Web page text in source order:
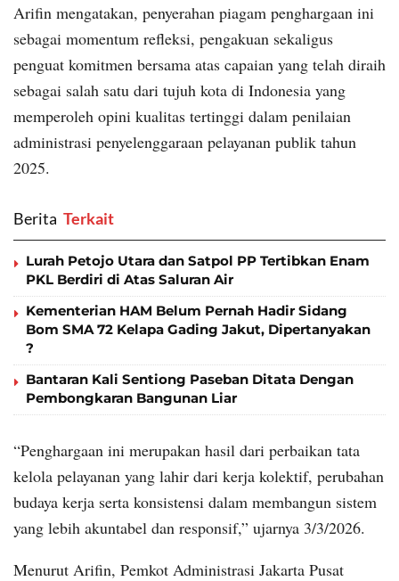
Arifin mengatakan, penyerahan piagam penghargaan ini
sebagai momentum refleksi, pengakuan sekaligus
penguat komitmen bersama atas capaian yang telah diraih
sebagai salah satu dari tujuh kota di Indonesia yang
memperoleh opini kualitas tertinggi dalam penilaian
administrasi penyelenggaraan pelayanan publik tahun
2025.
Berita ‎ Terkait
Lurah Petojo Utara dan Satpol PP Tertibkan Enam
PKL Berdiri di Atas Saluran Air
Kementerian HAM Belum Pernah Hadir Sidang
Bom SMA 72 Kelapa Gading Jakut, Dipertanyakan
?
Bantaran Kali Sentiong Paseban Ditata Dengan
Pembongkaran Bangunan Liar
“Penghargaan ini merupakan hasil dari perbaikan tata
kelola pelayanan yang lahir dari kerja kolektif, perubahan
budaya kerja serta konsistensi dalam membangun sistem
yang lebih akuntabel dan responsif,” ujarnya 3/3/2026.
Menurut Arifin, Pemkot Administrasi Jakarta Pusat